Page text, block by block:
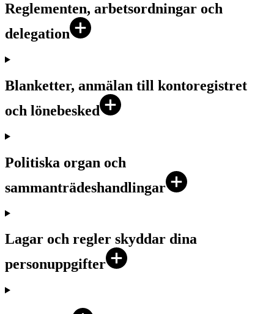
Reglementen, arbetsordningar och
delegation
Blanketter, anmälan till kontoregistret
och lönebesked
Politiska organ och
sammanträdeshandlingar
Lagar och regler skyddar dina
personuppgifter